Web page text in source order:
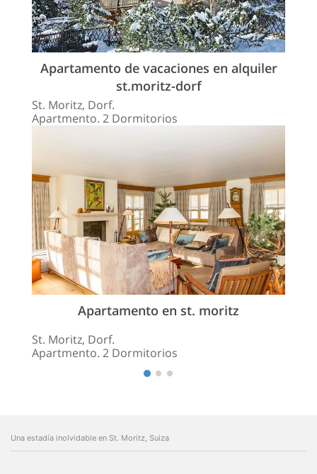
Apartamento de vacaciones en alquiler
st.moritz-dorf
St. Moritz, Dorf.
Apartmento. 2 Dormitorios
Apartamento en st. moritz
St. Moritz, Dorf.
Apartmento. 2 Dormitorios
Una estadía inolvidable en St. Moritz, Suiza